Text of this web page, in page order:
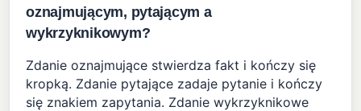
oznajmującym, pytającym a
wykrzyknikowym?
Zdanie oznajmujące stwierdza fakt i kończy się
kropką. Zdanie pytające zadaje pytanie i kończy
się znakiem zapytania. Zdanie wykrzyknikowe